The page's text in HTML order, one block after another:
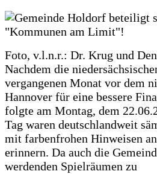
Foto, v.l.n.r.: Dr. Krug und
Nachdem die
vergangenen Monat vor dem
Hannover für eine bessere
folgte am Montag, dem
Tag waren deutschlandweit
mit farbenfrohen Hinweisen
erinnern. Da auch die
werdenden Spielräumen zu